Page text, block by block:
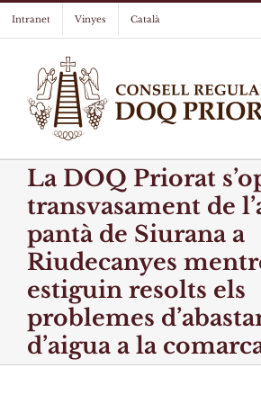
Intranet Vinyes Català
La DOQ Priorat
transvasament de
pantà de Siurana a
Riudecanyes
estiguin resolts els
problemes
d’aigua a la